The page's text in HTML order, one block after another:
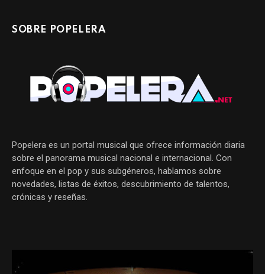
SOBRE POPELERA
Popelera es un portal musical que ofrece información diaria
sobre el panorama musical nacional e internacional. Con
enfoque en el pop y sus subgéneros, hablamos sobre
novedades, listas de éxitos, descubrimiento de talentos,
crónicas y reseñas.